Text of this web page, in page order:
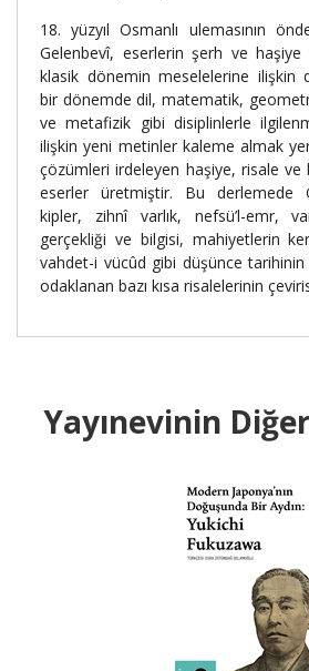
18. yüzyıl Osmanlı ulemasının
Gelenbevî, eserlerin şerh ve haşiye
klasik dönemin meselelerine ilişkin
bir dönemde dil, matematik,
ve metafizik gibi disiplinlerle
ilişkin yeni metinler kaleme almak
çözümleri irdeleyen haşiye, risale ve
eserler üretmiştir. Bu derlemede
kipler, zihnî varlık, nefsü’l-emr,
gerçekliği ve bilgisi, mahiyetlerin
vahdet-i vücûd gibi düşünce
odaklanan bazı kısa risalelerinin
Yayınevinin